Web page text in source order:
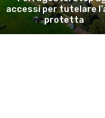
accessi per tutelare
protetta